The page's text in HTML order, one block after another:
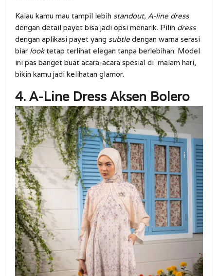
Kalau kamu mau tampil lebih standout, A-line dress
dengan detail payet bisa jadi opsi menarik. Pilih dress
dengan aplikasi payet yang subtle dengan warna serasi
biar looktetap terlihat elegan tanpa berlebihan. Model
ini pas banget buat acara-acara spesial di malam hari,
bikin kamu jadi kelihatan glamor.
4. A-Line Dress Aksen Bolero